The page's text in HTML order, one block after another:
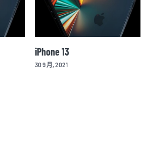
iPhone 13
30 9 月, 2021